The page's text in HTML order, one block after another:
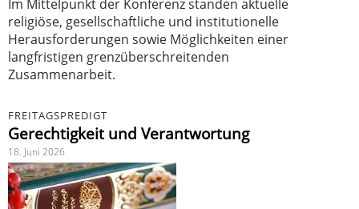
Im Mittelpunkt der Konferenz standen aktuelle
religiöse, gesellschaftliche und institutionelle
Herausforderungen sowie Möglichkeiten einer
langfristigen grenzüberschreitenden
Zusammenarbeit.
FREITAGSPREDIGT
Gerechtigkeit und Verantwortung
18. Juni 2026